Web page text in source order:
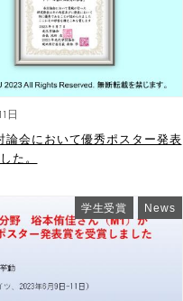
日
会において優秀ポスター発表
た。
学生受賞 News